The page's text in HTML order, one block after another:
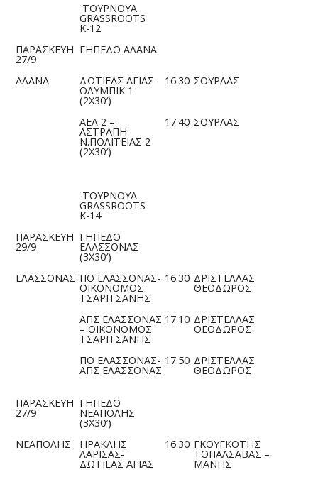
ΤΟΥΡΝΟΥΑ
GRASSROOTS
Κ-12
ΠΑΡΑΣΚΕΥΗ
27/9
ΓΗΠΕΔΟ ΑΛΑΝΑ
ΑΛΑΝΑ ΔΩΤΙΕΑΣ ΑΓΙΑΣ-
ΟΛΥΜΠΙΚ 1
(2Χ30′)
16.30 ΣΟΥΡΛΑΣ
ΑΕΛ 2 –
ΑΣΤΡΑΠΗ
Ν.ΠΟΛΙΤΕΙΑΣ 2
(2Χ30′)
17.40 ΣΟΥΡΛΑΣ
ΤΟΥΡΝΟΥΑ
GRASSROOTS
Κ-14
ΠΑΡΑΣΚΕΥΗ
29/9
ΓΗΠΕΔΟ
ΕΛΑΣΣΟΝΑΣ
(3Χ30′)
ΕΛΑΣΣΟΝΑΣ ΠΟ ΕΛΑΣΣΟΝΑΣ-
ΟΙΚΟΝΟΜΟΣ
ΤΣΑΡΙΤΣΑΝΗΣ
16.30 ΔΡΙΣΤΕΛΛΑΣ
ΘΕΟΔΩΡΟΣ
ΑΠΣ ΕΛΑΣΣΟΝΑΣ
– ΟΙΚΟΝΟΜΟΣ
ΤΣΑΡΙΤΣΑΝΗΣ
17.10 ΔΡΙΣΤΕΛΛΑΣ
ΘΕΟΔΩΡΟΣ
ΠΟ ΕΛΑΣΣΟΝΑΣ-
ΑΠΣ ΕΛΑΣΣΟΝΑΣ
17.50 ΔΡΙΣΤΕΛΛΑΣ
ΘΕΟΔΩΡΟΣ
ΠΑΡΑΣΚΕΥΗ
27/9
ΓΗΠΕΔΟ
ΝΕΑΠΟΛΗΣ
(3Χ30′)
ΝΕΑΠΟΛΗΣ
ΗΡΑΚΛΗΣ
ΛΑΡΙΣΑΣ-
ΔΩΤΙΕΑΣ ΑΓΙΑΣ
16.30 ΓΚΟΥΓΚΟΤΗΣ
ΤΟΠΑΛΣΑΒΑΣ –
ΜΑΝΗΣ